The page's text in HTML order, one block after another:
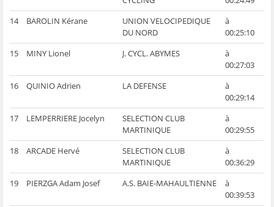
14
BAROLIN Kérane
UNION VELOCIPEDIQUE
DU NORD
à
00:25:10
15
MINY Lionel J. CYCL. ABYMES
à
00:27:03
16
QUINIO Adrien LA DEFENSE
à
00:29:14
17
LEMPERRIERE Jocelyn
SELECTION CLUB
MARTINIQUE
à
00:29:55
18
ARCADE Hervé
SELECTION CLUB
MARTINIQUE
à
00:36:29
19
PIERZGA Adam Josef A.S. BAIE-MAHAULTIENNE
à
00:39:53